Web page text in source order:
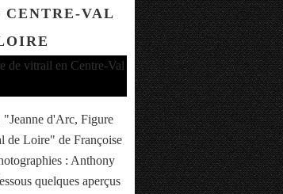
VAL
d'Arc, Figure
de Loire" de Françoise
: Anthony
quelques aperçus